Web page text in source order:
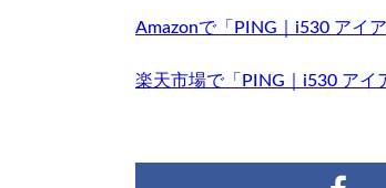
Amazonで「PING｜i530 アイ
楽天市場で「PING｜i530 アイ